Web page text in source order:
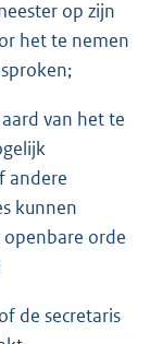
op zijn
het te nemen
van het te
andere
kunnen
orde
de secretaris